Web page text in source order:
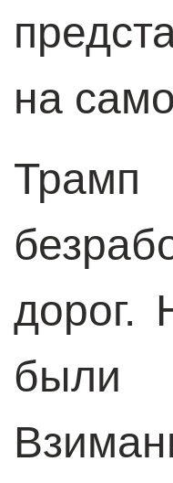
на
Трамп
дорог.
были